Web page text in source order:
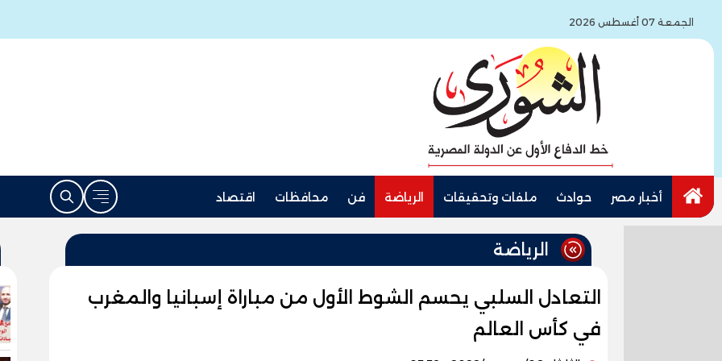
الجمعة 07 أغسطس 2026
أخبار مصر حوادث ملفات وتحقيقات الرياضة فن محافظات اقتصاد
الرياضة
التعادل السلبي يحسم الشوط الأول من مباراة إسبانيا والمغرب
في كأس العالم